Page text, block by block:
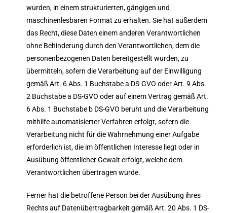
wurden, in einem strukturierten, gängigen und
maschinenlesbaren Format zu erhalten. Sie hat außerdem
das Recht, diese Daten einem anderen Verantwortlichen
ohne Behinderung durch den Verantwortlichen, dem die
personenbezogenen Daten bereitgestellt wurden, zu
übermitteln, sofern die Verarbeitung auf der Einwilligung
gemäß Art. 6 Abs. 1 Buchstabe a DS-GVO oder Art. 9 Abs.
2 Buchstabe a DS-GVO oder auf einem Vertrag gemäß Art.
6 Abs. 1 Buchstabe b DS-GVO beruht und die Verarbeitung
mithilfe automatisierter Verfahren erfolgt, sofern die
Verarbeitung nicht für die Wahrnehmung einer Aufgabe
erforderlich ist, die im öffentlichen Interesse liegt oder in
Ausübung öffentlicher Gewalt erfolgt, welche dem
Verantwortlichen übertragen wurde.
Ferner hat die betroffene Person bei der Ausübung ihres
Rechts auf Datenübertragbarkeit gemäß Art. 20 Abs. 1 DS-